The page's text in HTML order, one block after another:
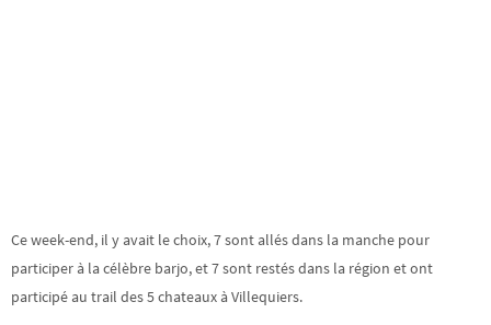
Ce week-end, il y avait le choix, 7 sont allés dans la manche pour
participer à la célèbre barjo, et 7 sont restés dans la région et ont
participé au trail des 5 chateaux à Villequiers.